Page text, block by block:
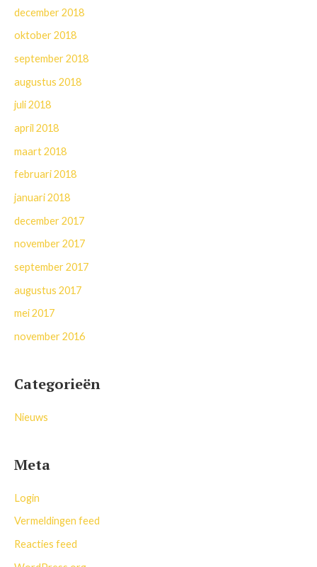
december 2018
oktober 2018
september 2018
augustus 2018
juli 2018
april 2018
maart 2018
februari 2018
januari 2018
december 2017
november 2017
september 2017
augustus 2017
mei 2017
november 2016
Categorieën
Nieuws
Meta
Login
Vermeldingen feed
Reacties feed